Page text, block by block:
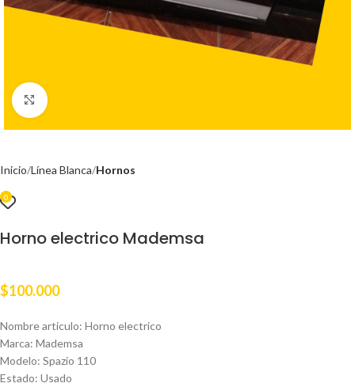
Clic para ampliar
Inicio Línea Blanca Hornos
0
Horno electrico Mademsa
$100.000
Nombre articulo: Horno electrico
Marca: Mademsa
Modelo: Spazio 110
Estado: Usado